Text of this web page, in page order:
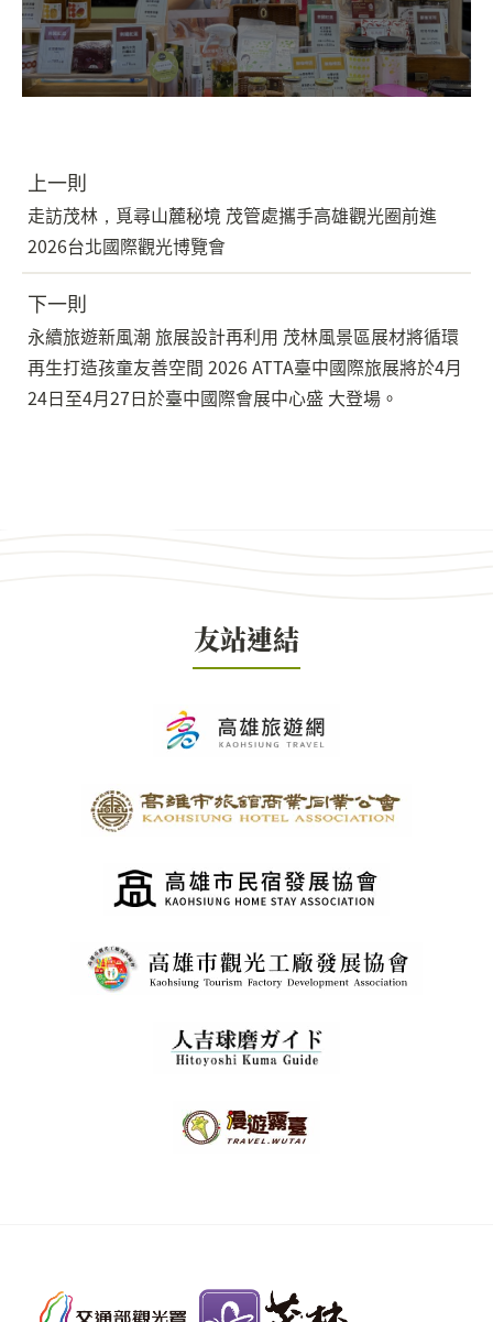
上一則
走訪茂林，覓尋山麓秘境 茂管處攜手高雄觀光圈前進
2026台北國際觀光博覽會
下一則
永續旅遊新風潮 旅展設計再利用 茂林風景區展材將循環
再生打造孩童友善空間 2026 ATTA臺中國際旅展將於4月
24日至4月27日於臺中國際會展中心盛 大登場。
友站連結